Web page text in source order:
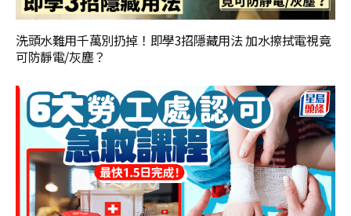
洗頭水難用千萬別扔掉！即學3招隱藏用法 加水擦拭電視竟
可防靜電/灰塵？